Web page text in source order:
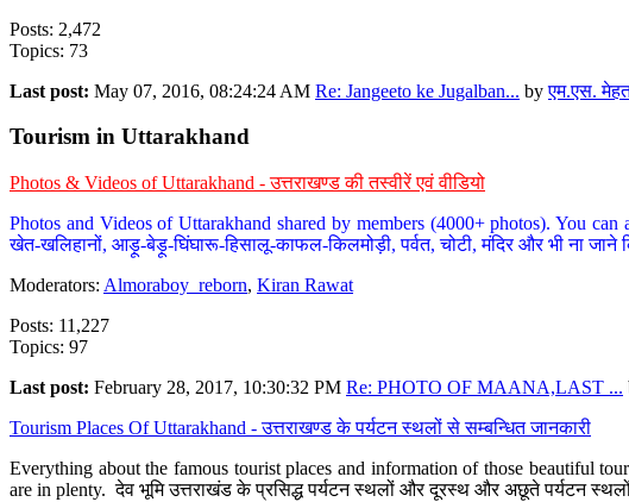
Posts: 2,472
Topics: 73
Last post: May 07, 2016, 08:24:24 AM Re: Jangeeto ke Jugalban... byएम.एस.
Tourism in Uttarakhand
Photos & Videos of Uttarakhand - उत्तराखण्ड की तस्वीरें एवं वीडियो
Photos and Videos of Uttarakhand shared by members (4000+ photos). You
खेत-खलिहानों, आड़ू-बेड़ू-घिंघारू-हिसालू-काफल-किलमोड़ी, पर्वत, चोटी, मंदिर और भी ना
Moderators: Almoraboy_reborn, Kiran Rawat
Posts: 11,227
Topics: 97
Last post: February 28, 2017, 10:30:32 PM Re: PHOTO OF MAANA,LAST ...
Tourism Places Of Uttarakhand - उत्तराखण्ड के पर्यटन स्थलों से सम्बन्धित जानकारी
Everything about the famous tourist places and information of those beautiful
are in plenty. देव भूमि उत्तराखंड के प्रसिद्ध पर्यटन स्थलों और दूरस्थ और अछूते पर्यटन